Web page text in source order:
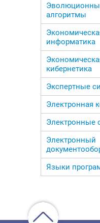
алгоритмы
информатика
кибернетика
Экспертные
Электронная
Электронные
Электронный
Языки